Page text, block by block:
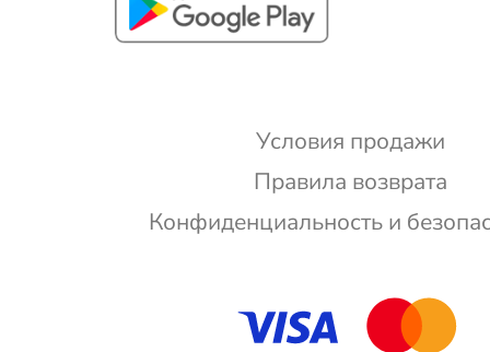
Условия продажи
Правила возврата
Конфиденциальность и